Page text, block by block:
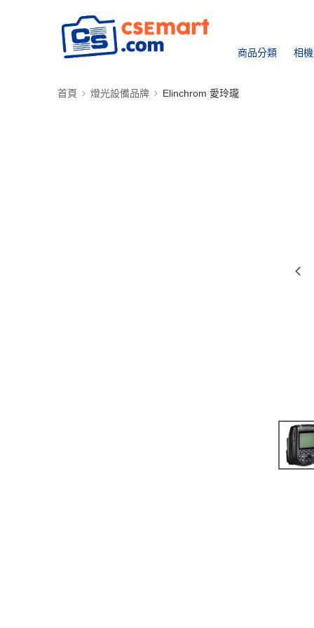
商品分類 相
首頁 燈光設備品牌 Elinchrom 愛玲瓏